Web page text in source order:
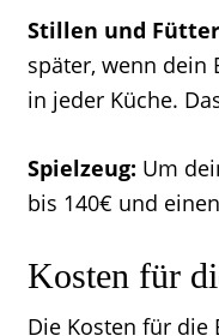
Stillen und
später, wenn dein
in jeder Küche.
Spielzeug: Um
bis 140€ und
Kosten für
Die Kosten für die